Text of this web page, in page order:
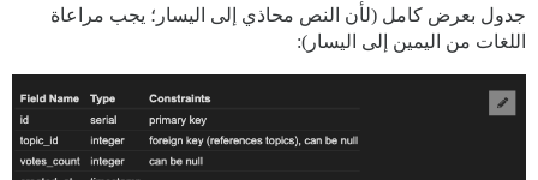
جدول بعرض كامل (لأن النص محاذي إلى اليسار؛ يجب مراعاة
اللغات من اليمين إلى اليسار):